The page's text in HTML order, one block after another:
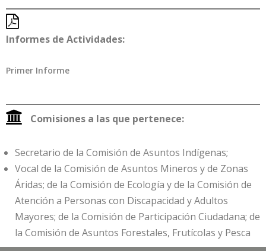
Informes de Actividades:
Primer Informe
Comisiones a las que pertenece:
Secretario de la Comisión de Asuntos Indígenas;
Vocal de la Comisión de Asuntos Mineros y de Zonas
Áridas; de la Comisión de Ecología y de la Comisión de
Atención a Personas con Discapacidad y Adultos
Mayores; de la Comisión de Participación Ciudadana; de
la Comisión de Asuntos Forestales, Frutícolas y Pesca